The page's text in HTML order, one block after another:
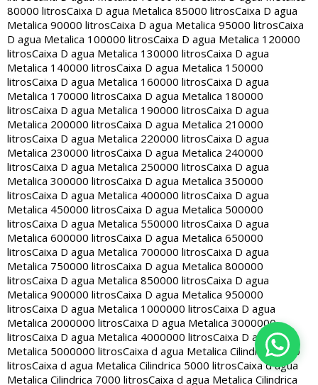
80000 litrosCaixa D agua Metalica 85000 litrosCaixa D agua
Metalica 90000 litrosCaixa D agua Metalica 95000 litrosCaixa
D agua Metalica 100000 litrosCaixa D agua Metalica 120000
litrosCaixa D agua Metalica 130000 litrosCaixa D agua
Metalica 140000 litrosCaixa D agua Metalica 150000
litrosCaixa D agua Metalica 160000 litrosCaixa D agua
Metalica 170000 litrosCaixa D agua Metalica 180000
litrosCaixa D agua Metalica 190000 litrosCaixa D agua
Metalica 200000 litrosCaixa D agua Metalica 210000
litrosCaixa D agua Metalica 220000 litrosCaixa D agua
Metalica 230000 litrosCaixa D agua Metalica 240000
litrosCaixa D agua Metalica 250000 litrosCaixa D agua
Metalica 300000 litrosCaixa D agua Metalica 350000
litrosCaixa D agua Metalica 400000 litrosCaixa D agua
Metalica 450000 litrosCaixa D agua Metalica 500000
litrosCaixa D agua Metalica 550000 litrosCaixa D agua
Metalica 600000 litrosCaixa D agua Metalica 650000
litrosCaixa D agua Metalica 700000 litrosCaixa D agua
Metalica 750000 litrosCaixa D agua Metalica 800000
litrosCaixa D agua Metalica 850000 litrosCaixa D agua
Metalica 900000 litrosCaixa D agua Metalica 950000
litrosCaixa D agua Metalica 1000000 litrosCaixa D agua
Metalica 2000000 litrosCaixa D agua Metalica 3000000
litrosCaixa D agua Metalica 4000000 litrosCaixa D agua
Metalica 5000000 litrosCaixa d agua Metalica Cilindrica 2000
litrosCaixa d agua Metalica Cilindrica 5000 litrosCaixa d agua
Metalica Cilindrica 7000 litrosCaixa d agua Metalica Cilindrica